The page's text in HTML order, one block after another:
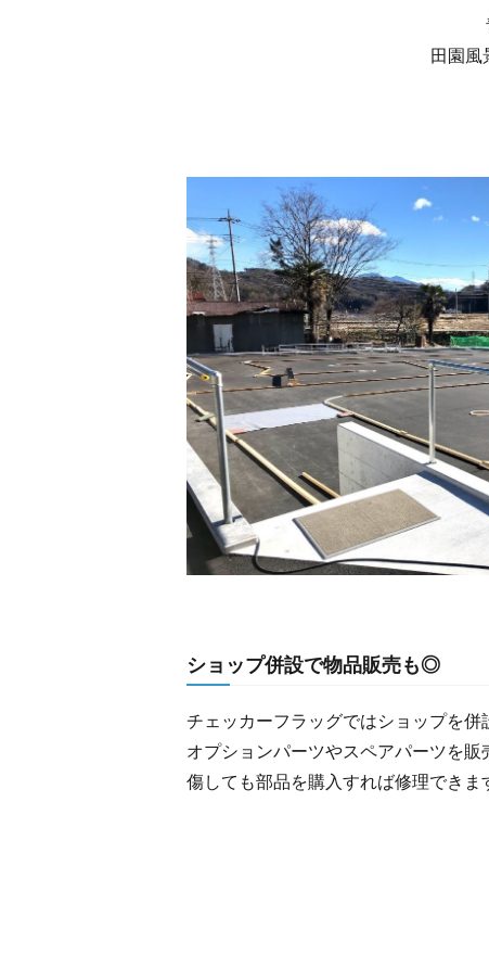
田園風
ショップ併設で物品販売も◎
チェッカーフラッグではショップを併
オプションパーツやスペアパーツを
傷しても部品を購入すれば修理できま